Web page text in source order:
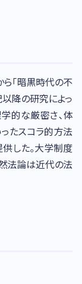
「暗黒時代の不
降の研究によっ
的な厳密さ、体
たスコラ的方法
した。大学制度
法論は近代の法